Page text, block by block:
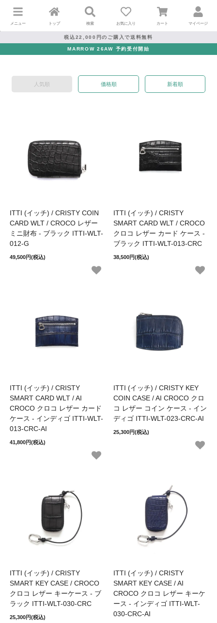
メニュー トップ 検索 お気に入り カート マイページ
税込22,000円のご購入で送料無料
MARROW 26AW 予約受付開始
人気順 価格順 新着順
ITTI (イッチ) / CRISTY COIN
CARD WLT / CROCO レザー
ミニ財布 - ブラック ITTI-WLT-
012-G
49,500円(税込)
ITTI (イッチ) / CRISTY
SMART CARD WLT / CROCO
クロコ レザー カード ケース -
ブラック ITTI-WLT-013-CRC
38,500円(税込)
ITTI (イッチ) / CRISTY
SMART CARD WLT / AI
CROCO クロコ レザー カード
ケース - インディゴ ITTI-WLT-
013-CRC-AI
41,800円(税込)
ITTI (イッチ) / CRISTY KEY
COIN CASE / AI CROCO クロ
コ レザー コイン ケース - イン
ディゴ ITTI-WLT-023-CRC-AI
25,300円(税込)
ITTI (イッチ) / CRISTY
SMART KEY CASE / CROCO
クロコ レザー キーケース - ブ
ラック ITTI-WLT-030-CRC
25,300円(税込)
ITTI (イッチ) / CRISTY
SMART KEY CASE / AI
CROCO クロコ レザー キーケ
ース - インディゴ ITTI-WLT-
030-CRC-AI